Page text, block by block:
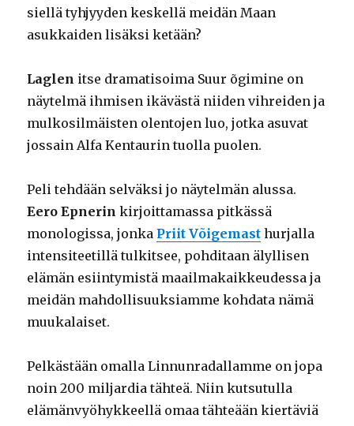
siellä tyhjyyden keskellä meidän Maan
asukkaiden lisäksi ketään?
Laglen itse dramatisoima Suur õgimine on
näytelmä ihmisen ikävästä niiden vihreiden ja
mulkosilmäisten olentojen luo, jotka asuvat
jossain Alfa Kentaurin tuolla puolen.
Peli tehdään selväksi jo näytelmän alussa.
Eero Epnerin kirjoittamassa pitkässä
monologissa, jonka Priit Võigemast hurjalla
intensiteetillä tulkitsee, pohditaan älyllisen
elämän esiintymistä maailmakaikkeudessa ja
meidän mahdollisuuksiamme kohdata nämä
muukalaiset.
Pelkästään omalla Linnunradallamme on jopa
noin 200 miljardia tähteä. Niin kutsutulla
elämänvyöhykkeellä omaa tähteään kiertäviä